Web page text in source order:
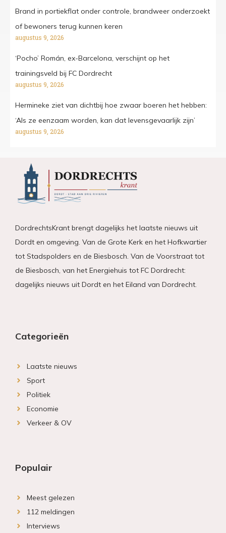
Brand in portiekflat onder controle, brandweer onderzoekt
of bewoners terug kunnen keren
augustus 9, 2026
‘Pocho’ Román, ex-Barcelona, verschijnt op het
trainingsveld bij FC Dordrecht
augustus 9, 2026
Hermineke ziet van dichtbij hoe zwaar boeren het hebben:
‘Als ze eenzaam worden, kan dat levensgevaarlijk zijn’
augustus 9, 2026
DordrechtsKrant brengt dagelijks het laatste nieuws uit
Dordt en omgeving. Van de Grote Kerk en het Hofkwartier
tot Stadspolders en de Biesbosch. Van de Voorstraat tot
de Biesbosch, van het Energiehuis tot FC Dordrecht:
dagelijks nieuws uit Dordt en het Eiland van Dordrecht.
Categorieën
Laatste nieuws
Sport
Politiek
Economie
Verkeer & OV
Populair
Meest gelezen
112 meldingen
Interviews